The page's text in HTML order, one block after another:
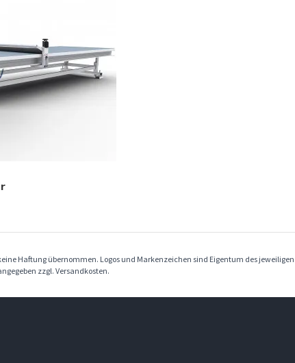
Haftung übernommen. Logos und Markenzeichen sind Eigentum des
zzgl. Versandkosten.